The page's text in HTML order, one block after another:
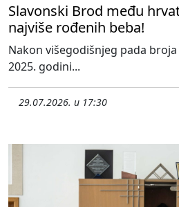
Slavonski Brod među
najviše rođenih beba!
Nakon višegodišnjeg pada
2025. godini...
29.07.2026. u 17:30